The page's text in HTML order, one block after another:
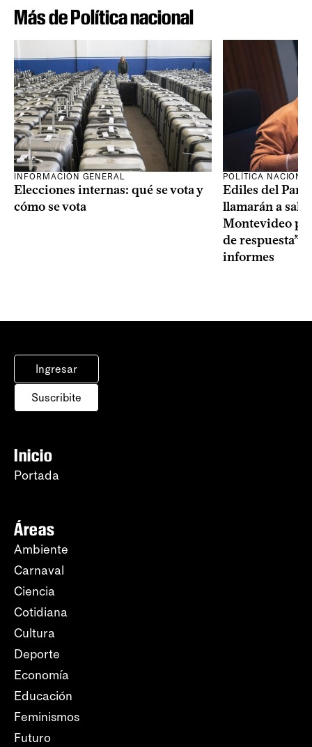
Más de Política nacional
INFORMACIÓN GENERAL
Elecciones internas: qué se vota y
cómo se vota
POLÍTICA
Ediles del
llamarán a sala
Montevideo
de respuesta”
informes
Ingresar
Suscribite
Inicio
Portada
Áreas
Ambiente
Carnaval
Ciencia
Cotidiana
Cultura
Deporte
Economía
Educación
Feminismos
Futuro